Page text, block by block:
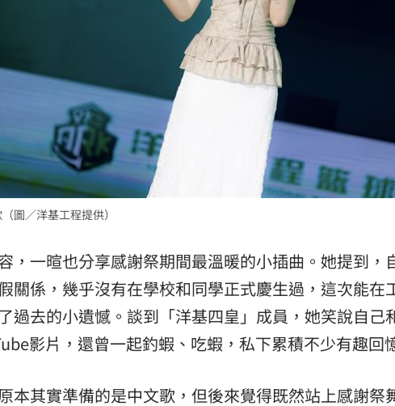
圖／洋基工程提供）
，一暄也分享感謝祭期間最溫暖的小插曲。她提到，
關係，幾乎沒有在學校和同學正式慶生過，這次能在
過去的小遺憾。談到「洋基四皇」成員，她笑說自己
影片，還曾一起釣蝦、吃蝦，私下累積不少有趣回
本其實準備的是中文歌，但後來覺得既然站上感謝祭